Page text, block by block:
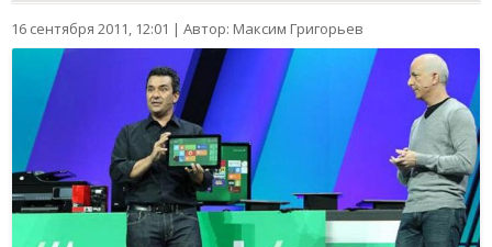
16 сентября 2011, 12:01 | Автор: Максим Григорьев